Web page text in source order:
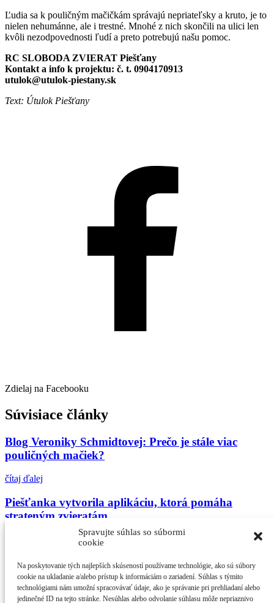
Spravujte súhlas so súbormi
cookie
Na poskytovanie tých najlepších skúseností používame technológie, ako sú súbory
cookie na ukladanie a/alebo prístup k informáciám o zariadení. Súhlas s týmito
technológiami nám umožní spracovávať údaje, ako je správanie pri prehliadaní alebo
jedinečné ID na tejto stránke. Nesúhlas alebo odvolanie súhlasu môže nepriaznivo
Ľudia sa k pouličným mačičkám správajú nepriateľsky a kruto, je to
nielen nehumánne, ale i trestné. Mnohé z nich skončili na ulici len
kvôli nezodpovednosti ľudí a preto potrebujú našu pomoc.
RC SLOBODA ZVIERAT Piešťany
Kontakt a info k projektu: č. t. 0904170913
utulok@utulok-piestany.sk
Text: Útulok Piešťany
Zdielaj na Facebooku
Súvisiace články
Blog Veroniky Schmidtovej: Prečo je stále viac
pouličných mačiek?
čítaj ďalej
Piešťanka vytvorila aplikáciu, ktorá pomáha
strateným zvieratám
Útulkáči: Hľadá sa majiteľ fenky, ktorá za ním
veľmi smúti
čítaj ďalej